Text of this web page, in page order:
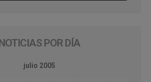
NOTICIAS POR DÍA
julio 2005